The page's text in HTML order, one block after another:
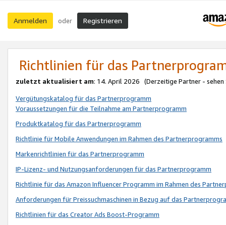
Anmelden oder Registrieren
Richtlinien für das
zuletzt aktualisiert am: 14. April 2026 (Derzeitige Partner - sehen
Vergütungskatalog für das Partnerprogramm
Voraussetzungen für die Teilnahme am Partnerprogramm
Produktkatalog für das Partnerprogramm
Richtlinie für Mobile Anwendungen im Rahmen des Partnerprogramms
Markenrichtlinien für das Partnerprogramm
IP-Lizenz- und Nutzungsanforderungen für das Partnerprogramm
Richtlinie für das Amazon Influencer Programm im Rahmen des
Anforderungen für Preissuchmaschinen in Bezug auf das
Richtlinien für das Creator Ads Boost-Programm